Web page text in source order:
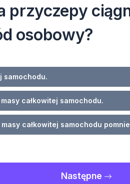
przyczepy
osobowy?
samochodu.
całkowitej samochodu.
całkowitej samochodu
Następne